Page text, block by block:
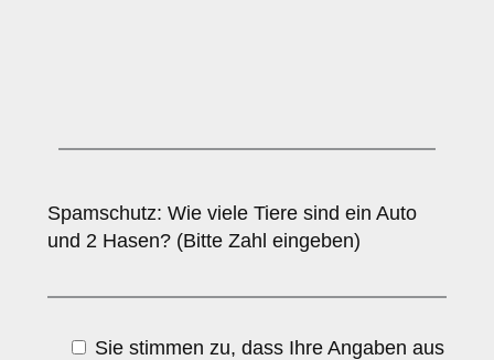
Spamschutz: Wie viele Tiere sind ein Auto
und 2 Hasen? (Bitte Zahl eingeben)
Sie stimmen zu, dass Ihre Angaben aus